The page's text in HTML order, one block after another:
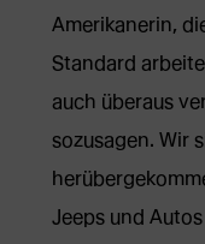
Amerikanerin,
Standard
auch überaus
sozusagen. Wir
Jeeps und